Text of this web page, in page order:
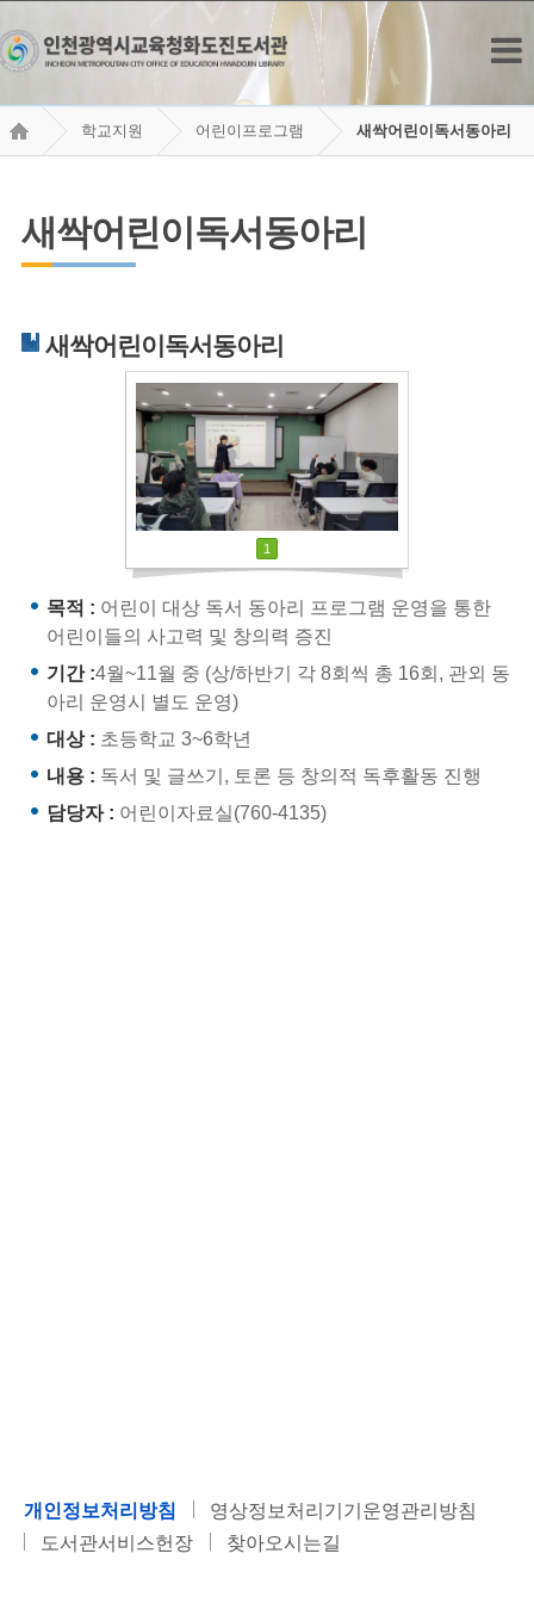
학교지원 어린이프로그램 새싹어린이독서동아리
새싹어린이독서동아리
새싹어린이독서동아리
1
목적 : 어린이 대상 독서 동아리 프로그램 운영을 통한
어린이들의 사고력 및 창의력 증진
기간 :4월~11월 중 (상/하반기 각 8회씩 총 16회, 관외 동
아리 운영시 별도 운영)
대상 : 초등학교 3~6학년
내용 : 독서 및 글쓰기, 토론 등 창의적 독후활동 진행
담당자 : 어린이자료실(760-4135)
개인정보처리방침
영상정보처리기기운영관리방침
도서관서비스헌장
찾아오시는길